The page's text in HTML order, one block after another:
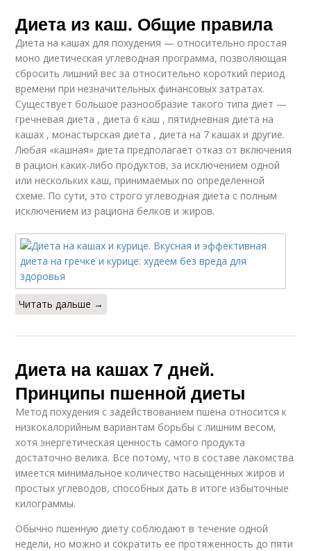
Диета из каш. Общие правила
Диета на кашах для похудения — относительно простая
моно диетическая углеводная программа, позволяющая
сбросить лишний вес за относительно короткий период
времени при незначительных финансовых затратах.
Существует большое разнообразие такого типа диет —
гречневая диета , диета 6 каш , пятидневная диета на
кашах , монастырская диета , диета на 7 кашах и другие.
Любая «кашная» диета предполагает отказ от включения
в рацион каких-либо продуктов, за исключением одной
или нескольких каш, принимаемых по определенной
схеме. По сути, это строго углеводная диета с полным
исключением из рациона белков и жиров.
Читать дальше →
Диета на кашах 7 дней.
Принципы пшенной диеты
Метод похудения с задействованием пшена относится к
низкокалорийным вариантам борьбы с лишним весом,
хотя энергетическая ценность самого продукта
достаточно велика. Все потому, что в составе лакомства
имеется минимальное количество насыщенных жиров и
простых углеводов, способных дать в итоге избыточные
килограммы.
Обычно пшенную диету соблюдают в течение одной
недели, но можно и сократить ее протяженность до пяти